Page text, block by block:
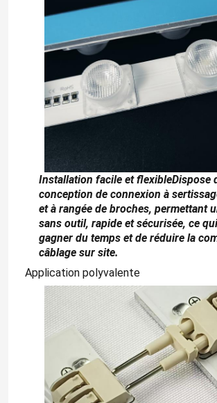
Aperçu
Produits
Vidéos
A propos de nous
Visite d'usine
Installation facile et flexibleDispose
conception de connexion à
et à rangée de broches, permettant
sans outil, rapide et sécurisée, ce
gagner du temps et de réduire la
câblage sur site.
Application polyvalente